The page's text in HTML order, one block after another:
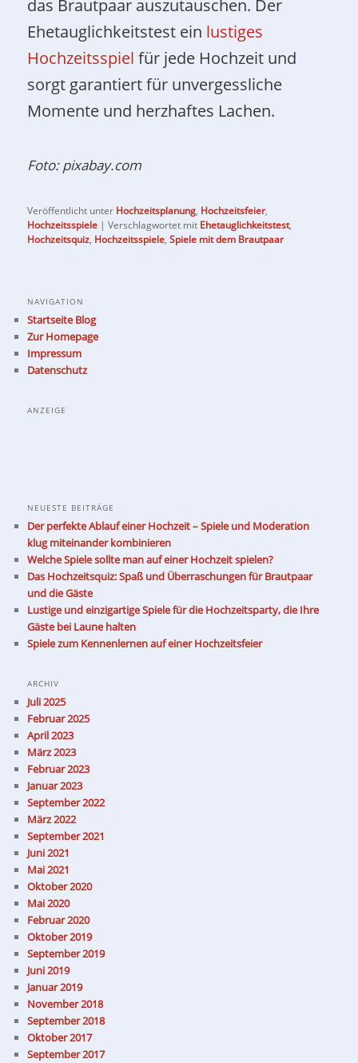
das Brautpaar auszutauschen. Der
Ehetauglichkeitstest ein lustiges
Hochzeitsspiel für jede Hochzeit und
sorgt garantiert für unvergessliche
Momente und herzhaftes Lachen.
Foto: pixabay.com
Veröffentlicht unter Hochzeitsplanung, Hochzeitsfeier,
Hochzeitsspiele |Verschlagwortet mit Ehetauglichkeitstest,
Hochzeitsquiz, Hochzeitsspiele,Spiele mit dem Brautpaar
NAVIGATION
Startseite Blog
Zur Homepage
Impressum
Datenschutz
ANZEIGE
NEUESTE BEITRÄGE
Der perfekte Ablauf einer Hochzeit – Spiele und Moderation
klug miteinander kombinieren
Welche Spiele sollte man auf einer Hochzeit spielen?
Das Hochzeitsquiz: Spaß und Überraschungen für Brautpaar
und die Gäste
Lustige und einzigartige Spiele für die Hochzeitsparty, die Ihre
Gäste bei Laune halten
Spiele zum Kennenlernen auf einer Hochzeitsfeier
ARCHIV
Juli 2025
Februar 2025
April 2023
März 2023
Februar 2023
Januar 2023
September 2022
März 2022
September 2021
Juni 2021
Mai 2021
Oktober 2020
Mai 2020
Februar 2020
Oktober 2019
September 2019
Juni 2019
Januar 2019
November 2018
September 2018
Oktober 2017
September 2017